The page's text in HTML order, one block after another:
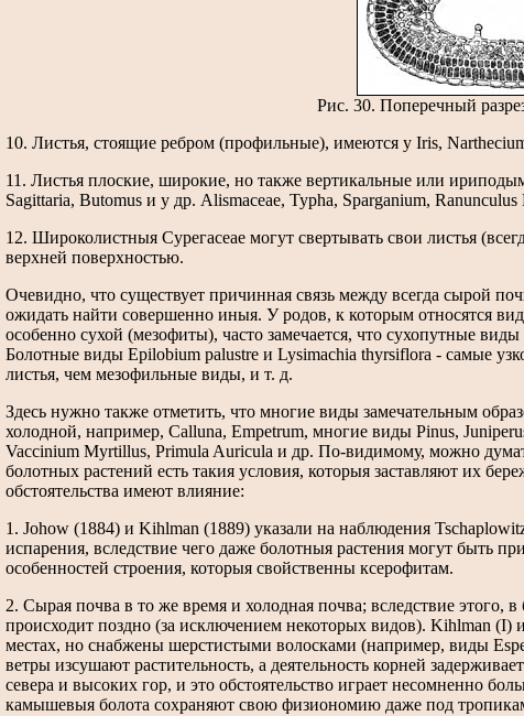
Рис. 30. Поперечный
10. Листья, стоящие ребром (профильные), имеются у Iris,
11. Листья плоские, широкие, но также вертикальные или
Sagittaria, Butomus и у др. Alismaceae, Typha, Sparganium,
12. Широколистныя Сурегасеае могут свертывать свои листья
верхней поверхностью.
Очевидно, что существует причинная связь между всегда сырой
ожидать найти совершенно иныя. У родов, к которым относятся
особенно сухой (мезофиты), часто замечается, что сухопутные
Болотные виды Epilobium palustre и Lysimachia thyrsiflora - самые
листья, чем мезофильные виды, и т. д.
Здесь нужно также отметить, что многие виды замечательным
холодной, например, Calluna, Empetrum, многие виды Pinus,
Vaccinium Myrtillus, Primula Auricula и др. По-видимому, можно
болотных растений есть такия условия, которыя заставляют их
обстоятельства имеют влияние:
1. Johow (1884) и Kihlman (1889) указали на наблюдения
испарения, вследствие чего даже болотныя растения могут быть
особенностей строения, которыя свойственны ксерофитам.
2. Сырая почва в то же время и холодная почва; вследствие этого,
происходит поздно (за исключением некоторых видов). Kihlman (I)
местах, но снабжены шерстистыми волосками (например, виды
ветры изсушают растительность, а деятельность корней
севера и высоких гор, и это обстоятельство играет несомненно
камышевыя болота сохраняют свою физиономию даже под